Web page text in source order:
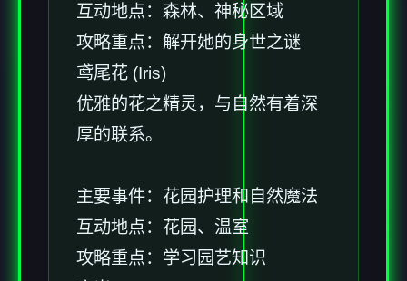
互动地点：森林、神秘区域
攻略重点：解开她的身世之谜
鸢尾花 (Iris)
优雅的花之精灵，与自然有着深
厚的联系。
主要事件：花园护理和自然魔法
互动地点：花园、温室
攻略重点：学习园艺知识